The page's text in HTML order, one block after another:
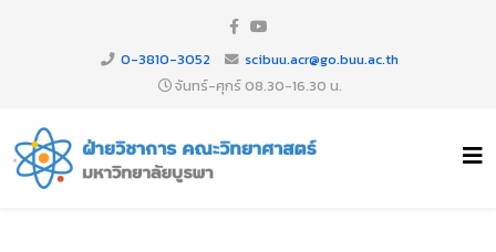
0-3810-3052
scibuu.acr@go.buu.ac.th
จันทร์-ศุกร์ 08.30-16.30 น.